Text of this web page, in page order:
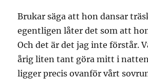
Brukar säga att hon dansar
egentligen låter det som att
Och det är det jag inte förstår.
årig liten tant göra mitt i
ligger precis ovanför vårt